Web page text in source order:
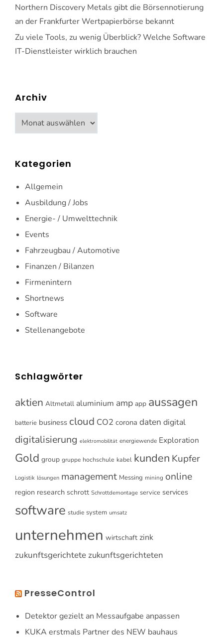
Northern Discovery Metals gibt die Börsennotierung
an der Frankfurter Wertpapierbörse bekannt
Zu viele Tools, zu wenig Überblick? Welche Software
IT-Dienstleister wirklich brauchen
Archiv
Archiv
Kategorien
Allgemein
Ausbildung / Jobs
Energie- / Umwelttechnik
Events
Fahrzeugbau / Automotive
Finanzen / Bilanzen
Firmenintern
Shortnews
Software
Stellenangebote
Schlagwörter
aktien Altmetall aluminium amp app aussagen
batterie business cloud CO2 corona daten digital
digitalisierung elektromobilität energiewende Exploration
Gold group gruppe hochschule kabel kunden Kupfer
Logistik lösungen management Messing mining online
region research schrott Schrottdemontage service services
software studie system umsatz
unternehmen wirtschaft zink
zukunftsgerichtete zukunftsgerichteten
PresseControl
Detektor gezielt an Messaufgabe anpassen
KUKA erstmals Partner des NEW bauhaus